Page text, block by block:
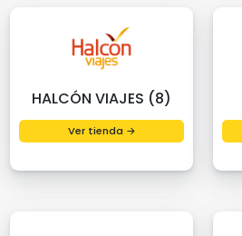
HALCÓN VIAJES (8)
Ver tienda →